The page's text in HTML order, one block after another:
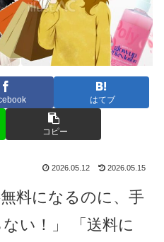
はてブ
コピー
2026.05.12 2026.05.15
料になるのに、手
い！」 「送料に